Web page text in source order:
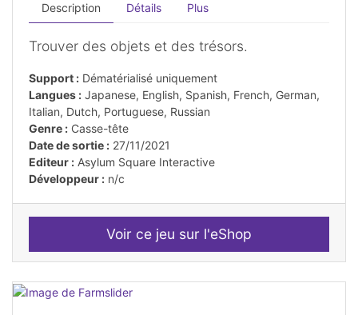
Description Détails Plus
Trouver des objets et des trésors.
Support : Dématérialisé uniquement
Langues : Japanese, English, Spanish, French, German,
Italian, Dutch, Portuguese, Russian
Genre : Casse-tête
Date de sortie : 27/11/2021
Editeur : Asylum Square Interactive
Développeur : n/c
Voir ce jeu sur l'eShop